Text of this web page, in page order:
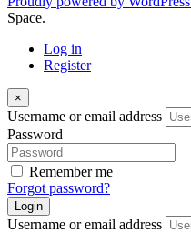
Space.
Log in
Register
×
Username or email address
Password
Remember me
Forgot password?
Login
Username or email address